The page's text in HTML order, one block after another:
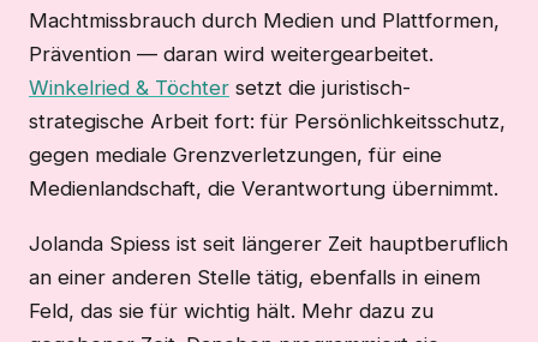
Machtmissbrauch durch Medien und Plattformen,
Prävention — daran wird weitergearbeitet.
Winkelried & Töchter setzt die juristisch-
strategische Arbeit fort: für Persönlichkeitsschutz,
gegen mediale Grenzverletzungen, für eine
Medienlandschaft, die Verantwortung übernimmt.
Jolanda Spiess ist seit längerer Zeit hauptberuflich
an einer anderen Stelle tätig, ebenfalls in einem
Feld, das sie für wichtig hält. Mehr dazu zu